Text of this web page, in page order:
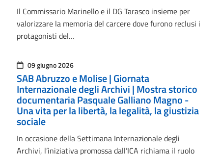
Il Commissario Marinello e il DG Tarasco insieme per
valorizzare la memoria del carcere dove furono reclusi i
protagonisti del…
09 giugno 2026
SAB Abruzzo e Molise | Giornata
Internazionale degli Archivi | Mostra storico
documentaria Pasquale Galliano Magno -
Una vita per la libertà, la legalità, la giustizia
sociale
In occasione della Settimana Internazionale degli
Archivi, l’iniziativa promossa dall’ICA richiama il ruolo